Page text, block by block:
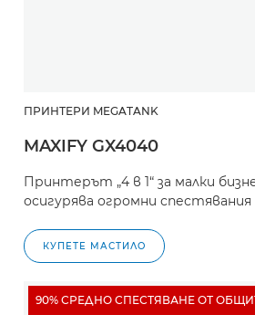
ПРИНТЕРИ MEGATANK
MAXIFY GX4040
Принтерът „4 в 1“ за малки
осигурява огромни спестявания
КУПЕТЕ МАСТИЛО
90% СРЕДНО СПЕСТЯВАНЕ ОТ